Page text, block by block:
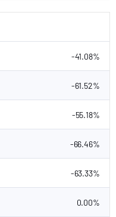
-41.08%
-61.52%
-55.18%
-66.46%
-63.33%
0.00%